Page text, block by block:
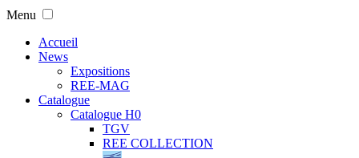
Menu
Accueil
News
Expositions
REE-MAG
Catalogue
Catalogue H0
TGV
REE COLLECTION